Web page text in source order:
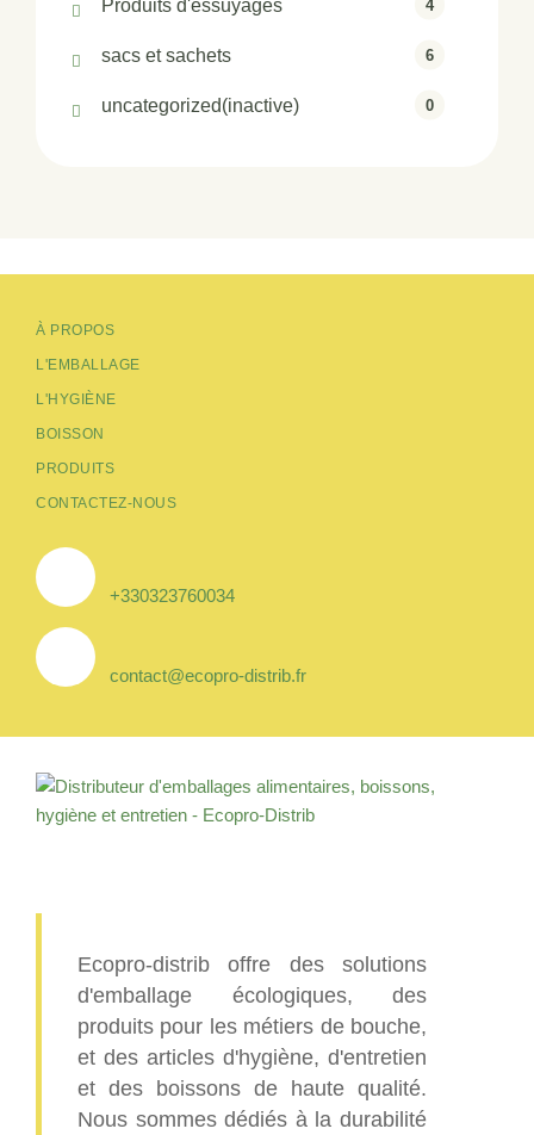
Produits d'essuyages 4
sacs et sachets 6
uncategorized(inactive) 0
À PROPOS
L'EMBALLAGE
L'HYGIÈNE
BOISSON
PRODUITS
CONTACTEZ-NOUS
+330323760034
contact@ecopro-distrib.fr
Ecopro-distrib offre des solutions
d'emballage écologiques, des
produits pour les métiers de bouche,
et des articles d'hygiène, d'entretien
et des boissons de haute qualité.
Nous sommes dédiés à la durabilité